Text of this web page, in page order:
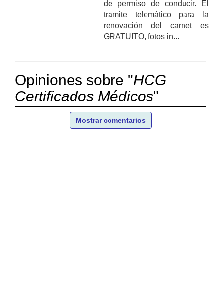
de permiso de conducir. El
tramite telemático para la
renovación del carnet es
GRATUITO, fotos in...
Opiniones sobre "HCG
Certificados Médicos"
Mostrar comentarios